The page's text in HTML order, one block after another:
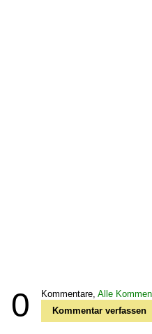
0 Kommentare, Alle
Kommentar verfassen